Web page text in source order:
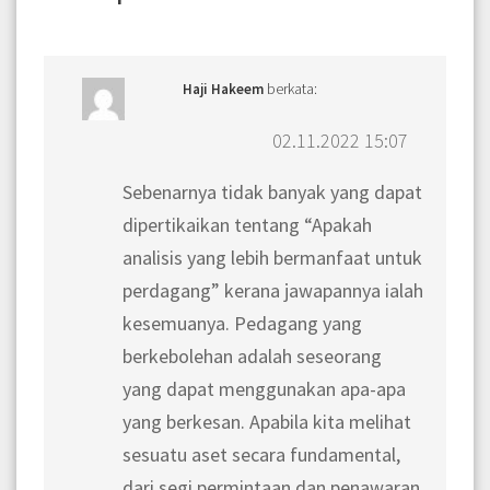
Haji Hakeem berkata:
02.11.2022 15:07
Sebenarnya tidak banyak yang dapat
dipertikaikan tentang “Apakah
analisis yang lebih bermanfaat untuk
perdagang” kerana jawapannya ialah
kesemuanya. Pedagang yang
berkebolehan adalah seseorang
yang dapat menggunakan apa-apa
yang berkesan. Apabila kita melihat
sesuatu aset secara fundamental,